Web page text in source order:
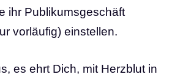
ihr Publikumsgeschäft
vorläufig) einstellen.
es ehrt Dich, mit Herzblut in